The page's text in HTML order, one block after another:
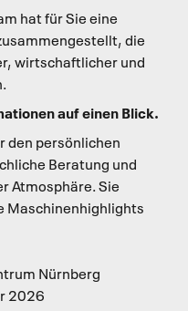
hat für Sie eine
die
wirtschaftlicher und
auf einen Blick.
den persönlichen
Beratung und
Atmosphäre. Sie
Maschinenhighlights
Nürnberg
2026